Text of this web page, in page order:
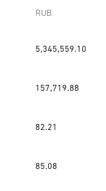
RUB
5,345,559.10
157,719.88
82.21
85.08